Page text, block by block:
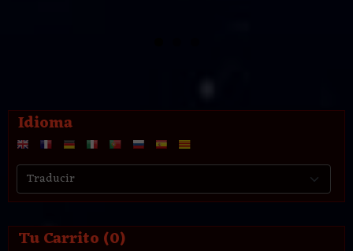
Idioma
Tu Carrito (0)